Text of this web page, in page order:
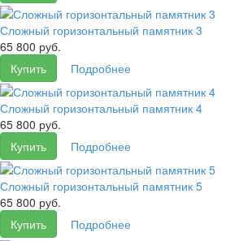
Сложный горизонтальный памятник 3
65 800 руб.
Купить
Подробнее
Сложный горизонтальный памятник 4
65 800 руб.
Купить
Подробнее
Сложный горизонтальный памятник 5
65 800 руб.
Купить
Подробнее